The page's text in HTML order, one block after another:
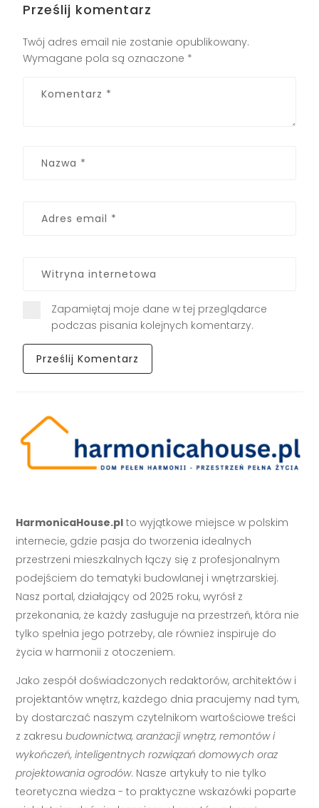
Prześlij komentarz
Twój adres email nie zostanie opublikowany.
Wymagane pola są oznaczone *
Zapamiętaj moje dane w tej przeglądarce
podczas pisania kolejnych komentarzy.
HarmonicaHouse.pl to wyjątkowe miejsce w polskim
internecie, gdzie pasja do tworzenia idealnych
przestrzeni mieszkalnych łączy się z profesjonalnym
podejściem do tematyki budowlanej i wnętrzarskiej.
Nasz portal, działający od 2025 roku, wyrósł z
przekonania, że każdy zasługuje na przestrzeń, która nie
tylko spełnia jego potrzeby, ale również inspiruje do
życia w harmonii z otoczeniem.
Jako zespół doświadczonych redaktorów, architektów i
projektantów wnętrz, każdego dnia pracujemy nad tym,
by dostarczać naszym czytelnikom wartościowe treści
z zakresubudownictwa, aranżacji wnętrz, remontów i
wykończeń, inteligentnych rozwiązań domowych oraz
projektowania ogrodów. Nasze artykuły to nie tylko
teoretyczna wiedza - to praktyczne wskazówki poparte